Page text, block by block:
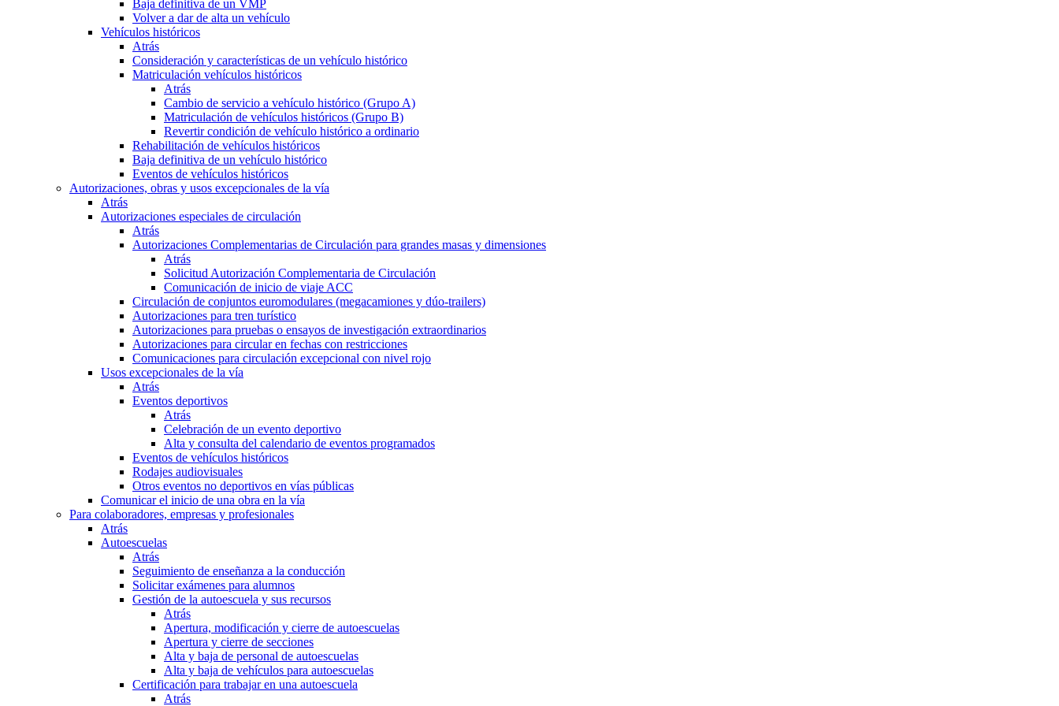
Baja definitiva de un VMP
Volver a dar de alta un vehículo
Vehículos históricos
Atrás
Consideración y características de un vehículo histórico
Matriculación vehículos históricos
Atrás
Cambio de servicio a vehículo histórico (Grupo A)
Matriculación de vehículos históricos (Grupo B)
Revertir condición de vehículo histórico a ordinario
Rehabilitación de vehículos históricos
Baja definitiva de un vehículo histórico
Eventos de vehículos históricos
Autorizaciones, obras y usos excepcionales de la vía
Atrás
Autorizaciones especiales de circulación
Atrás
Autorizaciones Complementarias de Circulación para grandes masas y dimensiones
Atrás
Solicitud Autorización Complementaria de Circulación
Comunicación de inicio de viaje ACC
Circulación de conjuntos euromodulares (megacamiones y dúo-trailers)
Autorizaciones para tren turístico
Autorizaciones para pruebas o ensayos de investigación extraordinarios
Autorizaciones para circular en fechas con restricciones
Comunicaciones para circulación excepcional con nivel rojo
Usos excepcionales de la vía
Atrás
Eventos deportivos
Atrás
Celebración de un evento deportivo
Alta y consulta del calendario de eventos programados
Eventos de vehículos históricos
Rodajes audiovisuales
Otros eventos no deportivos en vías públicas
Comunicar el inicio de una obra en la vía
Para colaboradores, empresas y profesionales
Atrás
Autoescuelas
Atrás
Seguimiento de enseñanza a la conducción
Solicitar exámenes para alumnos
Gestión de la autoescuela y sus recursos
Atrás
Apertura, modificación y cierre de autoescuelas
Apertura y cierre de secciones
Alta y baja de personal de autoescuelas
Alta y baja de vehículos para autoescuelas
Certificación para trabajar en una autoescuela
Atrás